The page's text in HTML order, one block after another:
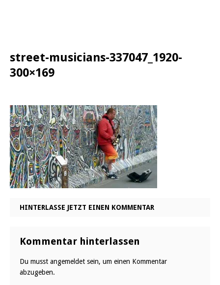
street-musicians-337047_1920-
300×169
HINTERLASSE JETZT EINEN KOMMENTAR
Kommentar hinterlassen
Du musst angemeldet sein, um einen Kommentar
abzugeben.